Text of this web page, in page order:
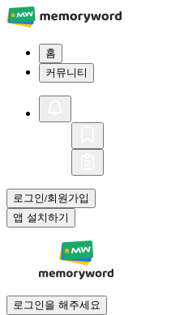
홈
커뮤니티
로그인/회원가입
앱 설치하기
로그인을 해주세요